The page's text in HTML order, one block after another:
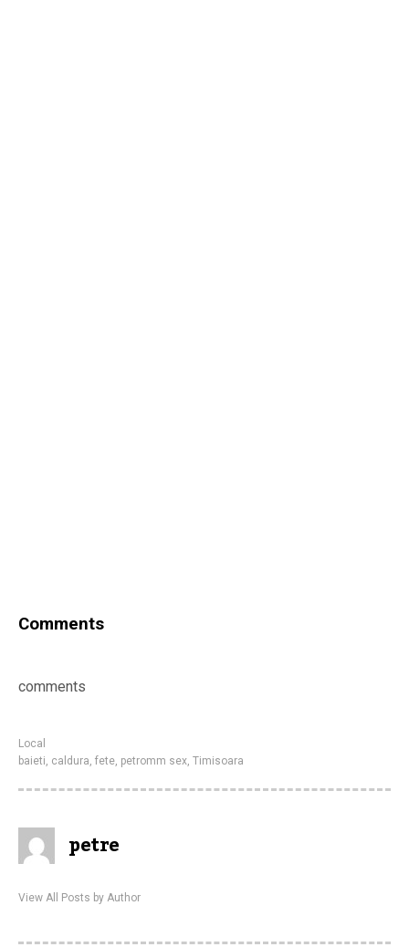
Comments
comments
Local
baieti, caldura, fete, petromm sex, Timisoara
petre
View All Posts by Author